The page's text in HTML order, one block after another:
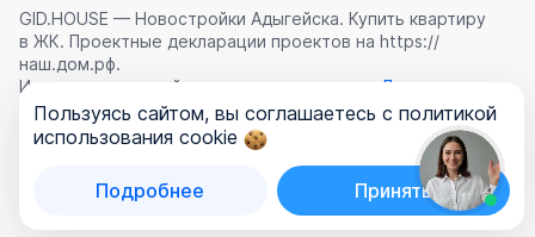
GID.HOUSE — Новостройки Адыгейска. Купить квартиру
в ЖК. Проектные декларации проектов на https://
наш.дом.рф.
Использование сайта означает согласие с
Лицензионным
соглашением ,Политикой конфиденциальностии
Политикой обработки персональных данных
ООО «ГИД.ХАУЗ»
Пользуясь сайтом, вы соглашаетесь с политикой
использования cookie
Подробнее Принять